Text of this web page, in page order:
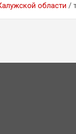
области